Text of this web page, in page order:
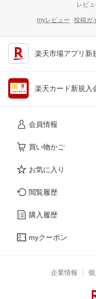
レビ
myレビュー 投稿ガ
楽天市場アプリ新
楽天カード新規入
会員情報
買い物かご
お気に入り
閲覧履歴
購入履歴
myクーポン
企業情報